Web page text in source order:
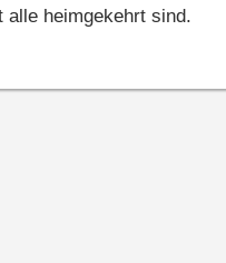
alle heimgekehrt sind.